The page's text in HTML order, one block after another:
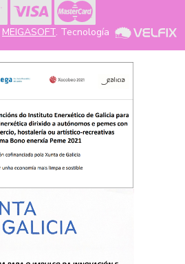
MEIGASOFT. Tecnología